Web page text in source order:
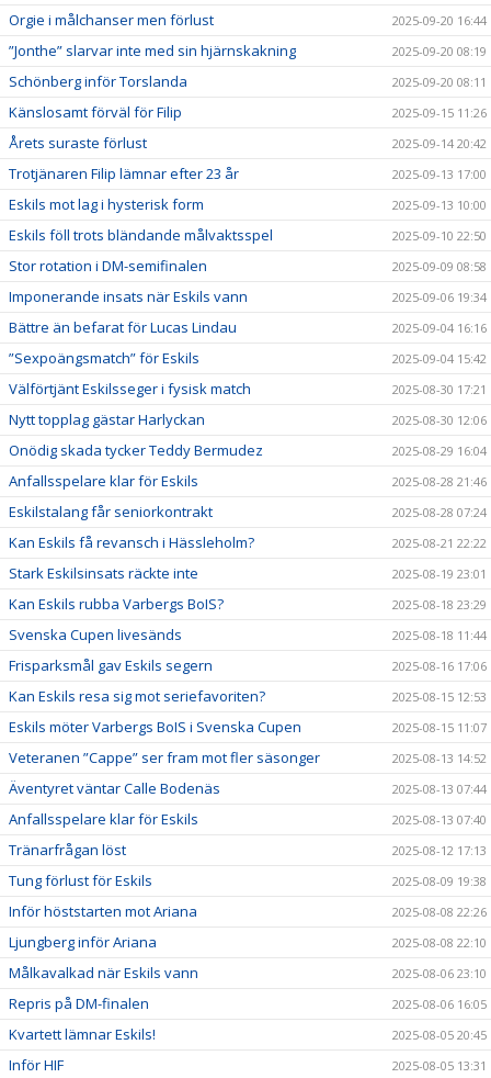
Orgie i målchanser men förlust 2025-09-20 16:44
”Jonthe” slarvar inte med sin hjärnskakning 2025-09-20 08:19
Schönberg inför Torslanda 2025-09-20 08:11
Känslosamt förväl för Filip 2025-09-15 11:26
Årets suraste förlust 2025-09-14 20:42
Trotjänaren Filip lämnar efter 23 år 2025-09-13 17:00
Eskils mot lag i hysterisk form 2025-09-13 10:00
Eskils föll trots bländande målvaktsspel 2025-09-10 22:50
Stor rotation i DM-semifinalen 2025-09-09 08:58
Imponerande insats när Eskils vann 2025-09-06 19:34
Bättre än befarat för Lucas Lindau 2025-09-04 16:16
”Sexpoängsmatch” för Eskils 2025-09-04 15:42
Välförtjänt Eskilsseger i fysisk match 2025-08-30 17:21
Nytt topplag gästar Harlyckan 2025-08-30 12:06
Onödig skada tycker Teddy Bermudez 2025-08-29 16:04
Anfallsspelare klar för Eskils 2025-08-28 21:46
Eskilstalang får seniorkontrakt 2025-08-28 07:24
Kan Eskils få revansch i Hässleholm? 2025-08-21 22:22
Stark Eskilsinsats räckte inte 2025-08-19 23:01
Kan Eskils rubba Varbergs BoIS? 2025-08-18 23:29
Svenska Cupen livesänds 2025-08-18 11:44
Frisparksmål gav Eskils segern 2025-08-16 17:06
Kan Eskils resa sig mot seriefavoriten? 2025-08-15 12:53
Eskils möter Varbergs BoIS i Svenska Cupen 2025-08-15 11:07
Veteranen ”Cappe” ser fram mot fler säsonger 2025-08-13 14:52
Äventyret väntar Calle Bodenäs 2025-08-13 07:44
Anfallsspelare klar för Eskils 2025-08-13 07:40
Tränarfrågan löst 2025-08-12 17:13
Tung förlust för Eskils 2025-08-09 19:38
Inför höststarten mot Ariana 2025-08-08 22:26
Ljungberg inför Ariana 2025-08-08 22:10
Målkavalkad när Eskils vann 2025-08-06 23:10
Repris på DM-finalen 2025-08-06 16:05
Kvartett lämnar Eskils! 2025-08-05 20:45
Inför HIF 2025-08-05 13:31